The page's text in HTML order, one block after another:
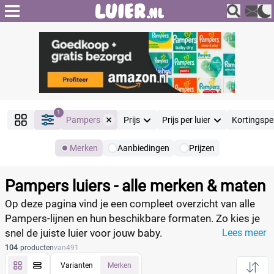
1
Pampers Prijs Prijs per luier
Merken Aanbiedingen Prijzen
Filter Reset alle filters
Merk
Pampers luiers - alle merken & maten
Op deze pagina vind je een compleet overzicht van alle
Pampers‑lijnen en hun beschikbare formaten. Zo kies je
snel de juiste luier voor jouw baby.
Lees meer
104 productenvan491
Varianten Merken